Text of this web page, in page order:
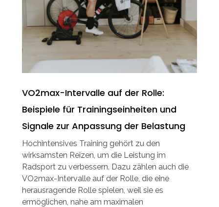
VO2max-Intervalle auf der Rolle:
Beispiele für Trainingseinheiten und
Signale zur Anpassung der Belastung
Hochintensives Training gehört zu den
wirksamsten Reizen, um die Leistung im
Radsport zu verbessern. Dazu zählen auch die
VO2max-Intervalle auf der Rolle, die eine
herausragende Rolle spielen, weil sie es
ermöglichen, nahe am maximalen